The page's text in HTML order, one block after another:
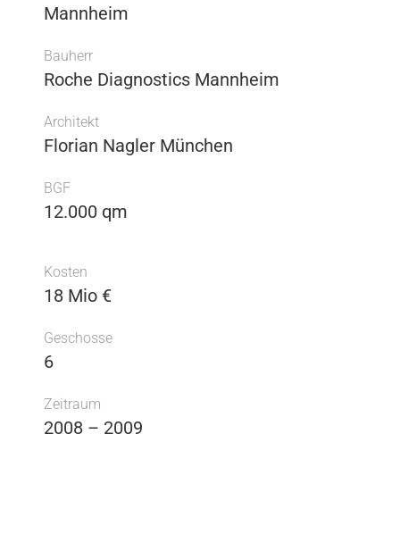
Mannheim
Bauherr
Roche Diagnostics Mannheim
Architekt
Florian Nagler München
BGF
12.000 qm
Kosten
18 Mio €
Geschosse
6
Zeitraum
2008 – 2009